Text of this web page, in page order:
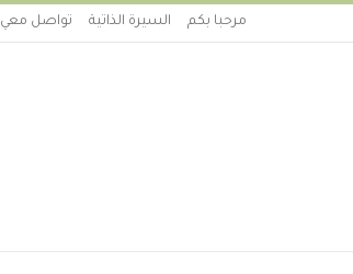
مرحبا بكم السيرة الذاتية تواصل معي